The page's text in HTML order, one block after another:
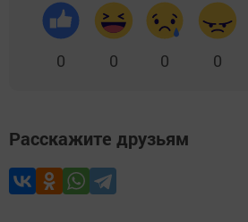
0 0 0 0
Расскажите друзьям